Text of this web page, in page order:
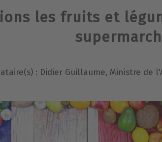
les fruits et
: Didier Guillaume, Ministre de